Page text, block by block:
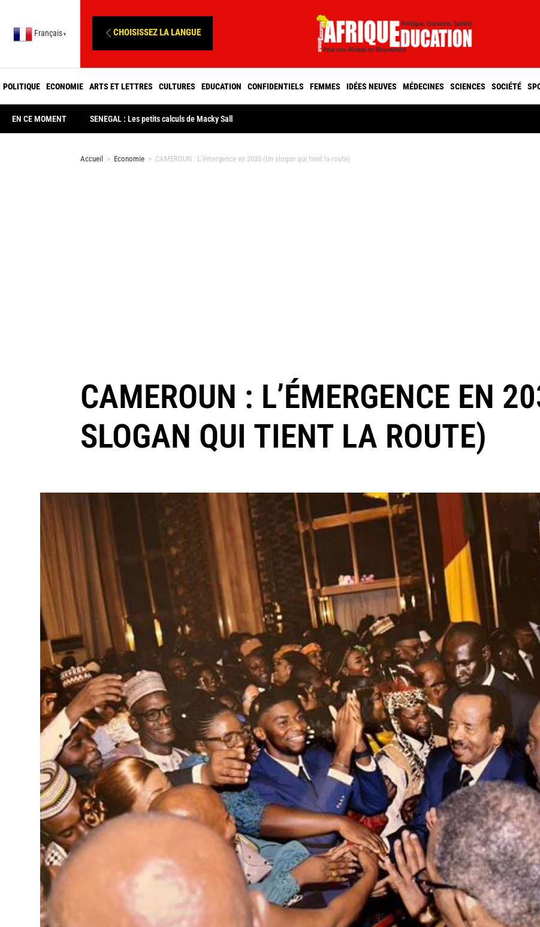
Français ▼ CHOISISSEZ LA LANGUE
POLITIQUE ECONOMIE ARTS ET LETTRES CULTURES EDUCATION CONFIDENTIELS FEMMES IDÉES NEUVES MÉDECINES SCIENCES SOCIÉTÉ
EN CE MOMENT SENEGAL : Les petits calculs de Macky Sall
Accueil > Economie > CAMEROUN : L’émergence en 2035 (Un slogan qui tient la route)
CAMEROUN : L’ÉMERGENCE EN
SLOGAN QUI TIENT LA ROUTE)